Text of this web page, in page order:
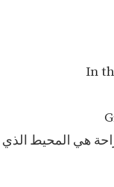
In
هي المحيط الذي